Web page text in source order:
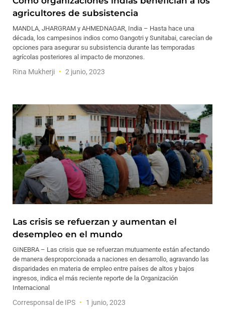
agricultores de subsistencia
MANDLA, JHARGRAM y AHMEDNAGAR, India – Hasta hace una
década, los campesinos indios como Gangotri y Sunitabai, carecían de
opciones para asegurar su subsistencia durante las temporadas
agrícolas posteriores al impacto de monzones.
Rina Mukherji 2 junio, 2023
Las crisis se refuerzan y aumentan el
desempleo en el mundo
GINEBRA – Las crisis que se refuerzan mutuamente están afectando
de manera desproporcionada a naciones en desarrollo, agravando las
disparidades en materia de empleo entre países de altos y bajos
ingresos, indica el más reciente reporte de la Organización
Internacional
Corresponsal de IPS 1 junio, 2023